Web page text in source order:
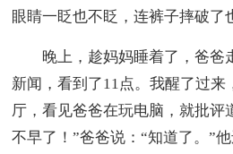
眼睛一眨也不眨，连裤子摔破了
晚上，趁妈妈睡着了，爸爸
新闻，看到了11点。我醒了过来
厅，看见爸爸在玩电脑，就批评
不早了！”爸爸说：“知道了。”他